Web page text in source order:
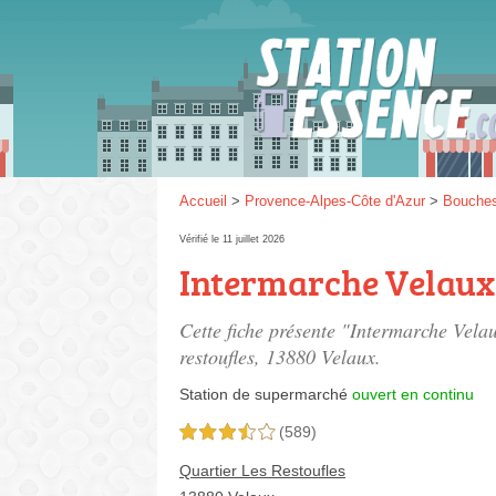
Accueil > Provence-Alpes-Côte d'Azur >
Vérifié le 11 juillet 2026
Intermarche Velaux
Cette fiche présente "Intermarche
restoufles, 13880 Velaux.
Station de supermarché ouvert en continu
3,5 étoiles sur 5 (589)
Quartier Les Restoufles
SP
SP